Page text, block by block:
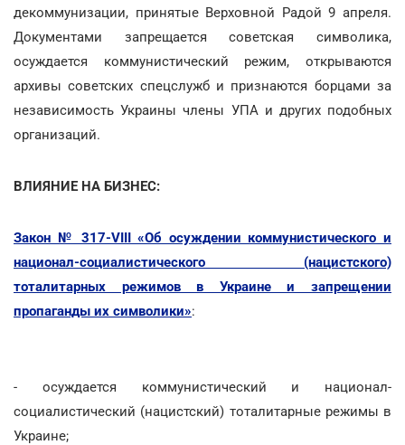
декоммунизации, принятые Верховной Радой 9 апреля.
Документами запрещается советская символика,
осуждается коммунистический режим, открываются
архивы советских спецслужб и признаются борцами за
независимость Украины члены УПА и других подобных
организаций.
ВЛИЯНИЕ НА БИЗНЕС:
Закон № 317-VIII «Об осуждении коммунистического и
национал-социалистического (нацистского)
тоталитарных режимов в Украине и запрещении
пропаганды их символики»:
- осуждается коммунистический и национал-
социалистический (нацистский) тоталитарные режимы в
Украине;